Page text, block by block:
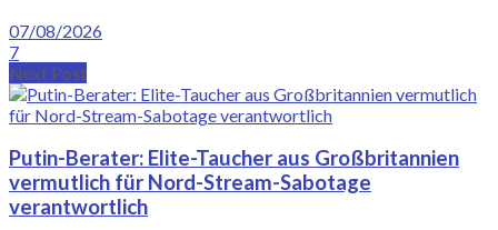
07/08/2026
7
Next Post
Putin-Berater: Elite-Taucher aus Großbritannien
vermutlich für Nord-Stream-Sabotage
verantwortlich